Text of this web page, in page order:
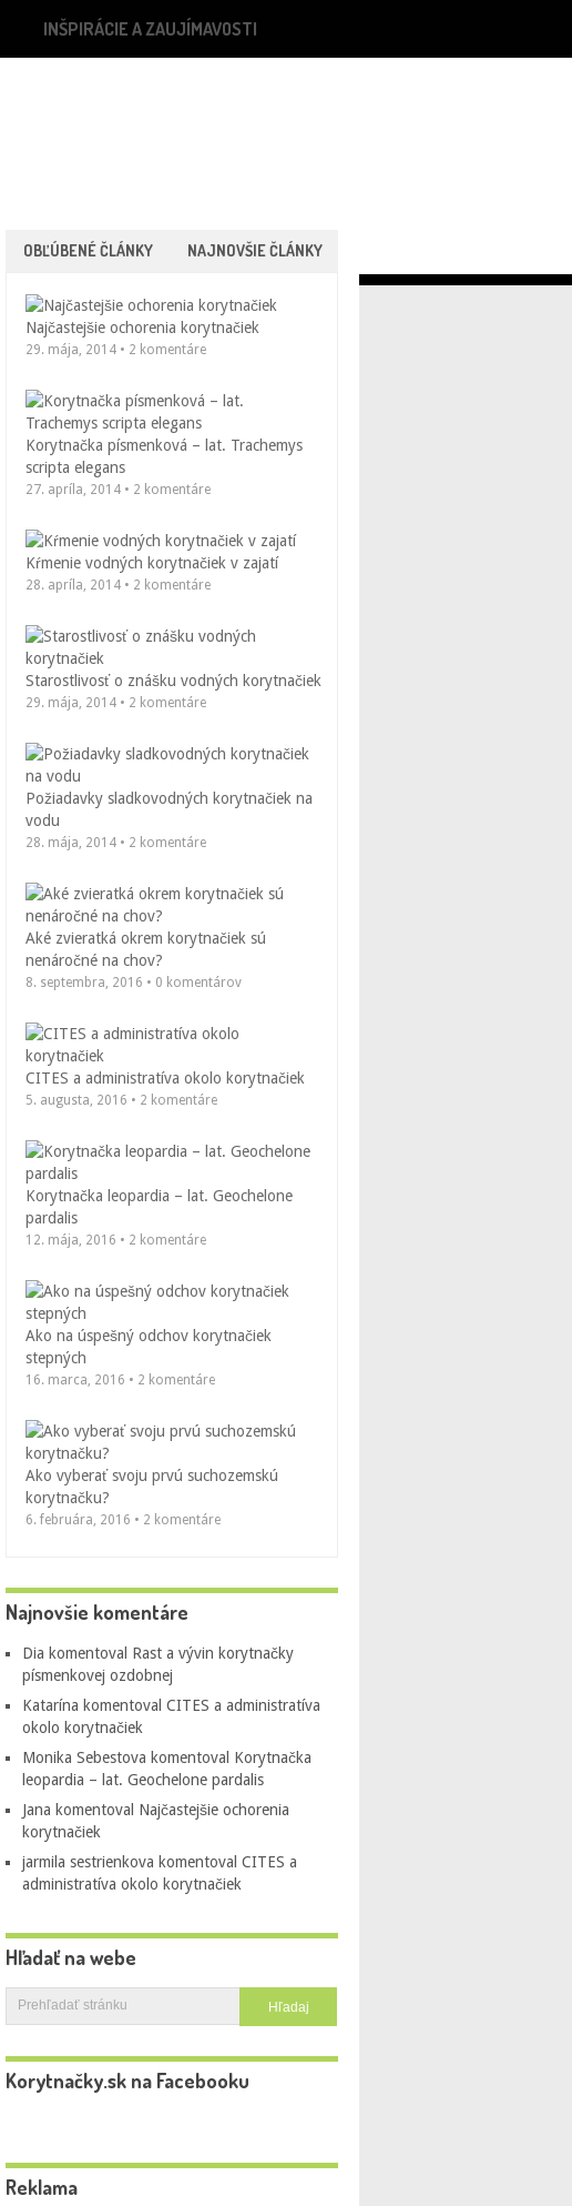
INŠPIRÁCIE A ZAUJÍMAVOSTI
OBĽÚBENÉ ČLÁNKY NAJNOVŠIE ČLÁNKY
Najčastejšie ochorenia korytnačiek
29. mája, 2014 • 2 komentáre
Korytnačka písmenková – lat. Trachemys
scripta elegans
27. apríla, 2014 • 2 komentáre
Kŕmenie vodných korytnačiek v zajatí
28. apríla, 2014 • 2 komentáre
Starostlivosť o znášku vodných korytnačiek
29. mája, 2014 • 2 komentáre
Požiadavky sladkovodných korytnačiek na
vodu
28. mája, 2014 • 2 komentáre
Aké zvieratká okrem korytnačiek sú
nenáročné na chov?
8. septembra, 2016 • 0 komentárov
CITES a administratíva okolo korytnačiek
5. augusta, 2016 • 2 komentáre
Korytnačka leopardia – lat. Geochelone
pardalis
12. mája, 2016 • 2 komentáre
Ako na úspešný odchov korytnačiek
stepných
16. marca, 2016 • 2 komentáre
Ako vyberať svoju prvú suchozemskú
korytnačku?
6. februára, 2016 • 2 komentáre
Najnovšie komentáre
Dia komentoval Rast a vývin korytnačky
písmenkovej ozdobnej
Katarína komentoval CITES a administratíva
okolo korytnačiek
Monika Sebestova komentoval Korytnačka
leopardia – lat. Geochelone pardalis
Jana komentoval Najčastejšie ochorenia
korytnačiek
jarmila sestrienkova komentoval CITES a
administratíva okolo korytnačiek
Hľadať na webe
Korytnačky.sk na Facebooku
Reklama